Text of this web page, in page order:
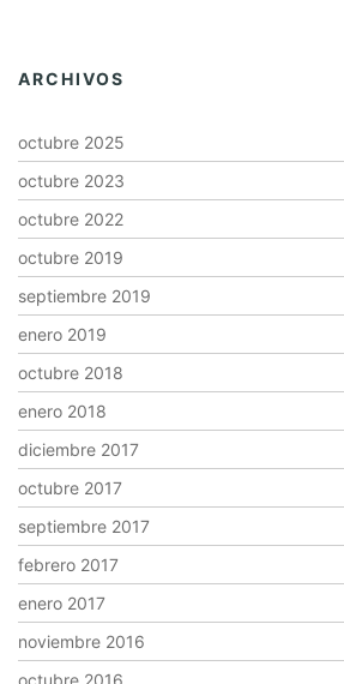
ARCHIVOS
octubre 2025
octubre 2023
octubre 2022
octubre 2019
septiembre 2019
enero 2019
octubre 2018
enero 2018
diciembre 2017
octubre 2017
septiembre 2017
febrero 2017
enero 2017
noviembre 2016
octubre 2016